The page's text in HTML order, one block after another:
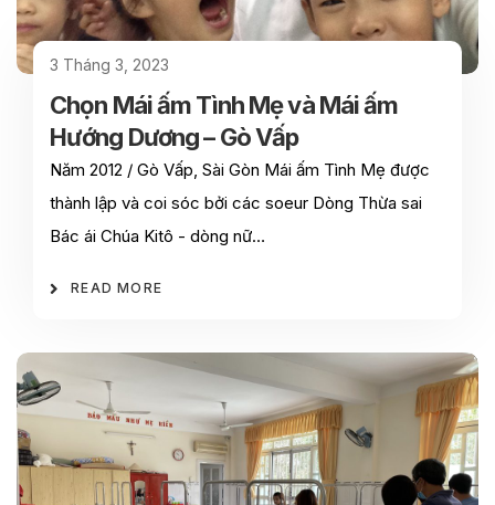
3 Tháng 3, 2023
Chọn Mái ấm Tình Mẹ và Mái ấm
Hướng Dương – Gò Vấp
Năm 2012 / Gò Vấp, Sài Gòn Mái ấm Tình Mẹ được
thành lập và coi sóc bởi các soeur Dòng Thừa sai
Bác ái Chúa Kitô - dòng nữ…
READ MORE